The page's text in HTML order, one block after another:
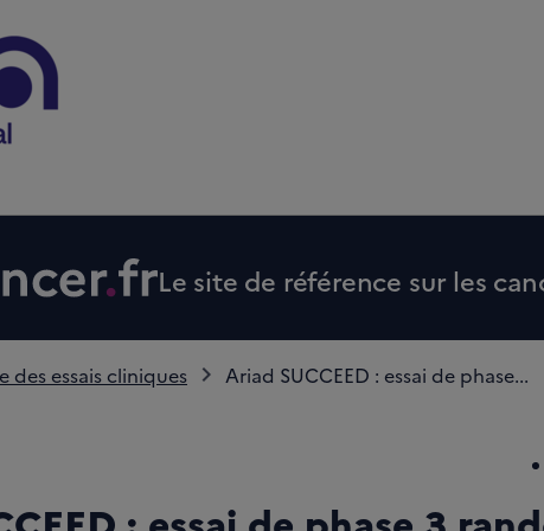
Le site de référence sur les
des essais cliniques Ariad SUCCEED : essai de phase...